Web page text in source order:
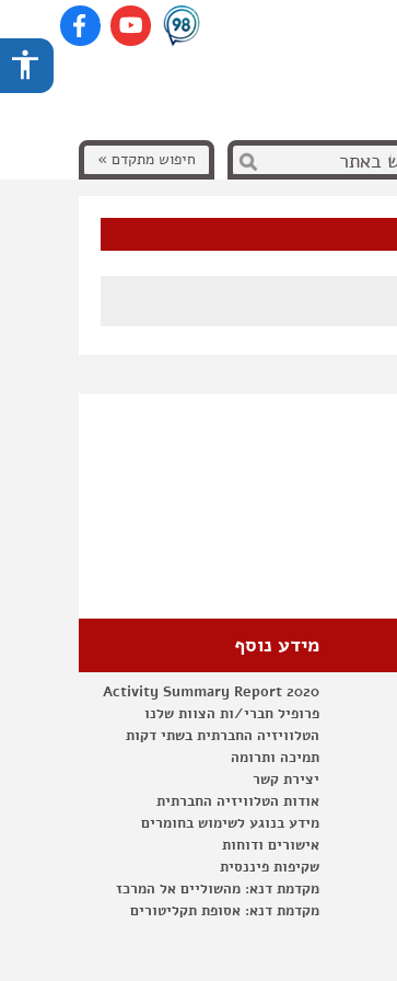
חיפוש מתקדם »
מידע נוסף
Activity Summary Report 2020
פרופיל חברי/ות הצוות שלנו
הטלוויזיה החברתית בשתי דקות
תמיכה ותרומה
יצירת קשר
אודות הטלוויזיה החברתית
מידע בנוגע לשימוש בחומרים
אישורים ודוחות
שקיפות פיננסית
מקדמת דנא: מהשוליים אל המרכז
מקדמת דנא: אסופת תקליטורים